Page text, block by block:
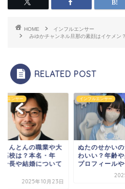
HOME
インフルエンサー
みゆかチャンネル旦那の素顔はイケメン
RELATED POST
ルエンサー
とんとんの職業や大
高校は？本名・年
身長や結婚について
2025年10月23日
インフルエンサー
ぬたのせかい
わいい？年齢
プロフィールや